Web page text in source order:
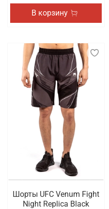
В корзину
Шорты UFC Venum Fight
Night Replica Black